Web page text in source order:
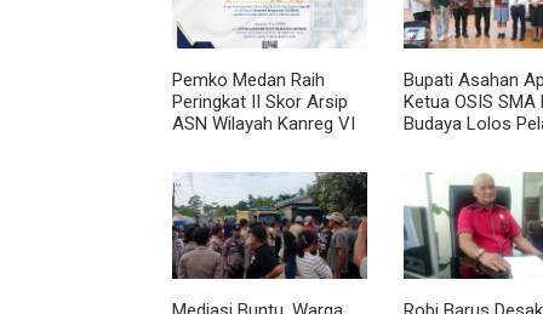
Pemko Medan Raih
Peringkat II Skor Arsip
ASN Wilayah Kanreg VI
Bupati Asahan
Ketua OSIS SMA
Budaya Lolos